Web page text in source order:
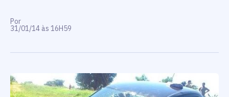
Por
31/01/14 às 16H59